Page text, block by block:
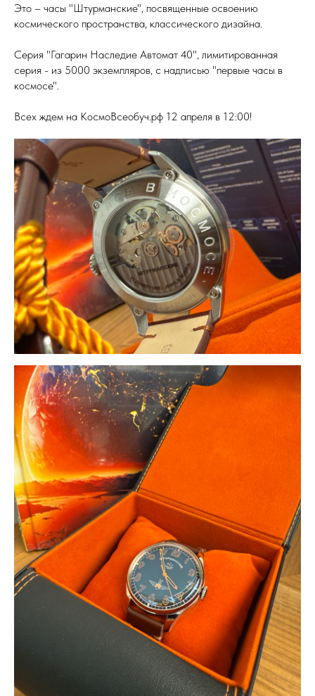
Это – часы "Штурманские", посвященные освоению
космического пространства, классического дизайна.
Серия "Гагарин Наследие Автомат 40", лимитированная
серия - из 5000 экземпляров, с надписью "первые часы в
космосе".
Всех ждем на КосмоВсеобуч.рф 12 апреля в 12:00!